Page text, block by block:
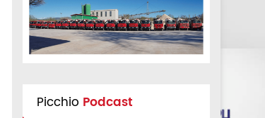
Picchio Podcast